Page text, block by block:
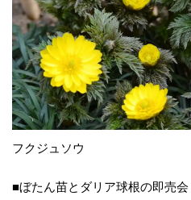
フクジュソウ
■ぼたん苗とダリア球根の即売会